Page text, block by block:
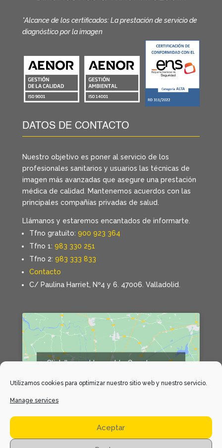
Utilizamos cookies para optimizar nuestro sitio web y nuestro servicio.
Manage services
Aceptar
*Alcance de los certificados: La prestación de servicio de
diagnóstico por la imagen
DATOS DE CONTACTO
Nuestro objetivo es poner al servicio de los
profesionales sanitarios y usuarios las técnicas de
imagen más avanzadas que asegure una prestación
médica de calidad. Mantenemos acuerdos con las
principales compañías privadas de salud.
Llámanos y estaremos encantados de informarte.
Tfno gratuito: 900 923 364
Tfno 1: 983 330 251
Tfno 2: 983 333 833
Contacto
C/ Paulina Harriet, Nº4 y 6. 47006. Valladolid.
Click 'I agree' to enable Google maps